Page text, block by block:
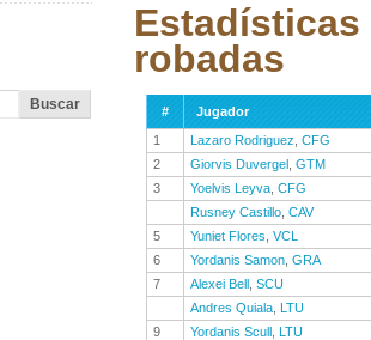
Estadísticas
robadas
#
Jugador
1
Lazaro Rodriguez CFG
2
Giorvis Duvergel GTM
3
Yoelvis Leyva CFG
Rusney Castillo CAV
5
Yuniet Flores VCL
6
Yordanis Samon GRA
7
Alexei Bell SCU
Andres Quiala LTU
9
Yordanis Scull LTU